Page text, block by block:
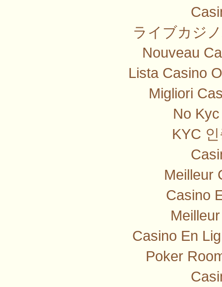
ライブカジ
Nouveau
Lista Casino
Migliori
No
KYC
Meilleur
Casino
Casino En
Poker